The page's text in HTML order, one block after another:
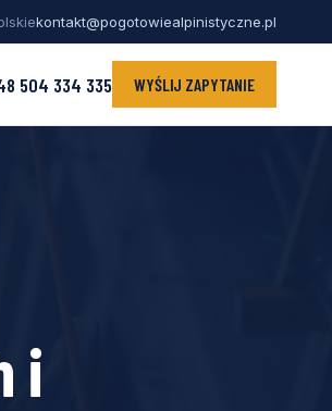
kontakt@pogotowiealpinistyczne.pl
504 334 335 WYŚLIJ ZAPYTANIE
i